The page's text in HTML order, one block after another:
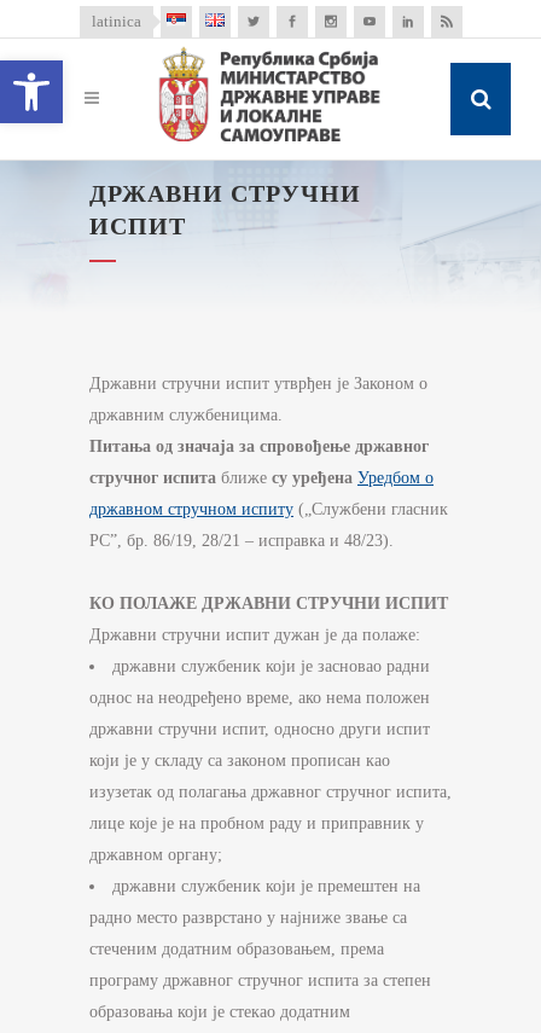
Open toolbar
latinica
ДРЖАВНИ СТРУЧНИ
ИСПИТ
Државни стручни испит утврђен је Законом о
државним службеницима.
Питања од значаја за спровођење државног
стручног испита ближе су уређена Уредбом о
државном стручном испиту („Службени гласник
РС”, бр. 86/19, 28/21 – исправка и 48/23).
КО ПОЛАЖЕ ДРЖАВНИ СТРУЧНИ ИСПИТ
Државни стручни испит дужан је да полаже:
државни службеник који је засновао радни
однос на неодређено време, ако нема положен
државни стручни испит, односно други испит
који је у складу са законом прописан као
изузетак од полагања државног стручног испита,
лице које је на пробном раду и приправник у
државном органу;
државни службеник који је премештен на
радно место разврстано у најниже звање са
стеченим додатним образовањем, према
програму државног стручног испита за степен
образовања који је стекао додатним